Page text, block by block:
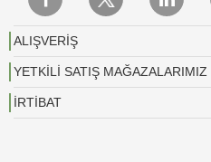
ALIŞVERİŞ
YETKİLİ SATIŞ MAĞAZALARIMIZ
İRTİBAT